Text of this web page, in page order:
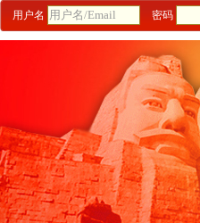
用户名 密码